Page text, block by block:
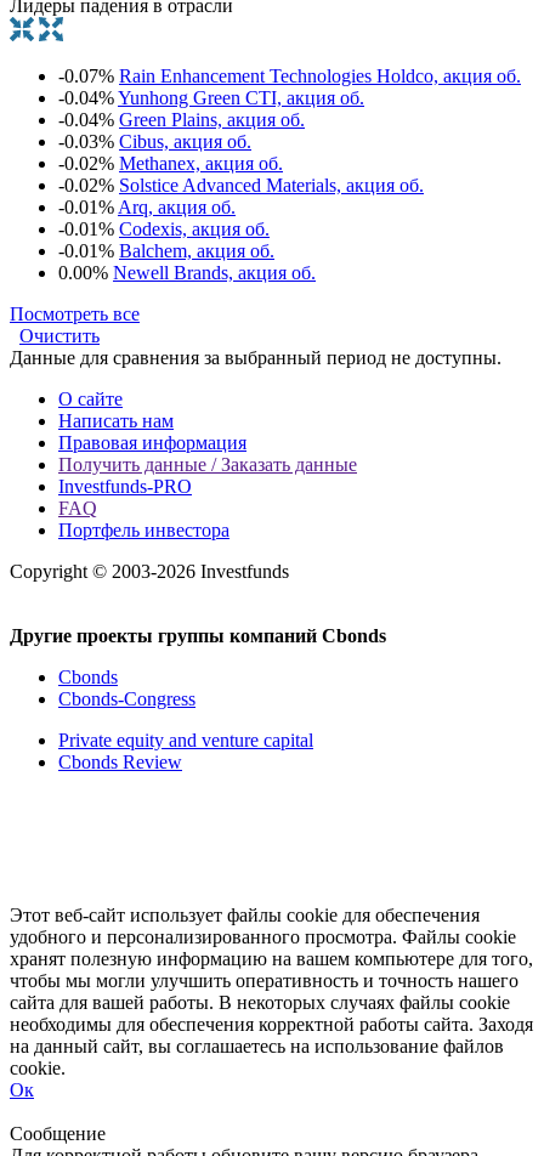
Лидеры падения в отрасли
-0.07% Rain Enhancement Technologies Holdco, акция об.
-0.04%Yunhong Green CTI, акция об.
-0.04% Green Plains, акция об.
-0.03% Cibus, акция об.
-0.02% Methanex, акция об.
-0.02% Solstice Advanced Materials, акция об.
-0.01% Arq, акция об.
-0.01% Codexis, акция об.
-0.01% Balchem, акция об.
0.00% Newell Brands, акция об.
Посмотреть все
Очистить
Данные для сравнения за выбранный период не доступны.
О сайте
Написать нам
Правовая информация
Получить данные / Заказать данные
Investfunds-PRO
FAQ
Портфель инвестора
Copyright © 2003-2026 Investfunds
Другие проекты группы компаний Cbonds
Cbonds
Cbonds-Congress
Private equity and venture capital
Cbonds Review
Этот веб-сайт использует файлы cookie для обеспечения
удобного и персонализированного просмотра. Файлы cookie
хранят полезную информацию на вашем компьютере для того,
чтобы мы могли улучшить оперативность и точность нашего
сайта для вашей работы. В некоторых случаях файлы cookie
необходимы для обеспечения корректной работы сайта. Заходя
на данный сайт, вы соглашаетесь на использование файлов
cookie.
Ок
Сообщение